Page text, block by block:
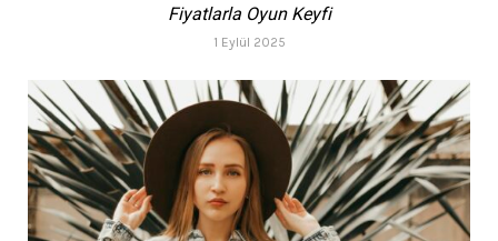
Fiyatlarla Oyun Keyfi
1 Eylül 2025